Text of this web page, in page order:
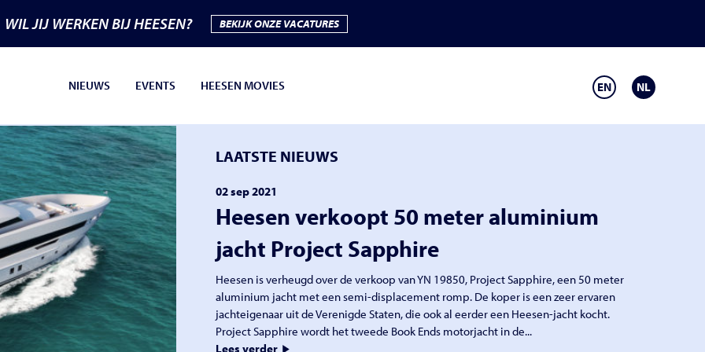
WIL JIJ WERKEN BIJ HEESEN? BEKIJK ONZE VACATURES
NIEUWS EVENTS HEESEN MOVIES EN NL
LAATSTE NIEUWS
02 sep 2021
Heesen verkoopt 50 meter aluminium
jacht Project Sapphire
Heesen is verheugd over de verkoop van YN 19850, Project Sapphire, een 50 meter
aluminium jacht met een semi-displacement romp. De koper is een zeer ervaren
jachteigenaar uit de Verenigde Staten, die ook al eerder een Heesen-jacht kocht.
Project Sapphire wordt het tweede Book Ends motorjacht in de...
Lees verder